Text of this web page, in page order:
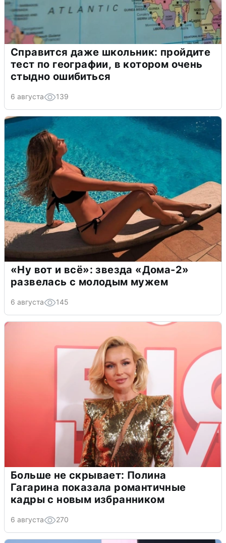
Справится даже школьник: пройдите
тест по географии, в котором очень
стыдно ошибиться
6 августа 139
«Ну вот и всё»: звезда «Дома-2»
развелась с молодым мужем
6 августа 145
Больше не скрывает: Полина
Гагарина показала романтичные
кадры с новым избранником
6 августа 270